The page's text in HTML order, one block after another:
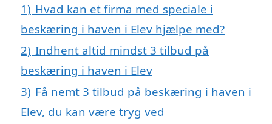
1) Hvad kan et firma med speciale i
beskæring i haven i Elev hjælpe med?
2) Indhent altid mindst 3 tilbud på
beskæring i haven i Elev
3) Få nemt 3 tilbud på beskæring i haven i
Elev, du kan være tryg ved